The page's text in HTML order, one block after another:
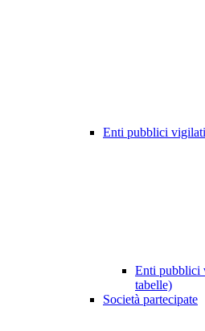
Enti pubblici vigilati
Enti pubblici
tabelle)
Società partecipate